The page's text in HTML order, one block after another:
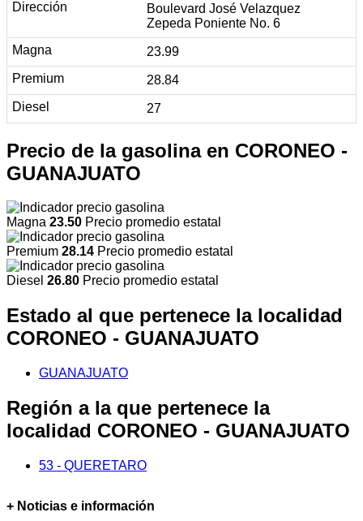
Boulevard José Velazquez
Zepeda Poniente No. 6
23.99
28.84
27
Precio de la gasolina en CORONEO -
GUANAJUATO
Magna 23.50 Precio promedio estatal
Premium 28.14 Precio promedio estatal
Diesel 26.80 Precio promedio estatal
Estado al que pertenece la localidad
CORONEO - GUANAJUATO
GUANAJUATO
Región a la que pertenece la
localidad CORONEO - GUANAJUATO
53 - QUERETARO
+ Noticias e información